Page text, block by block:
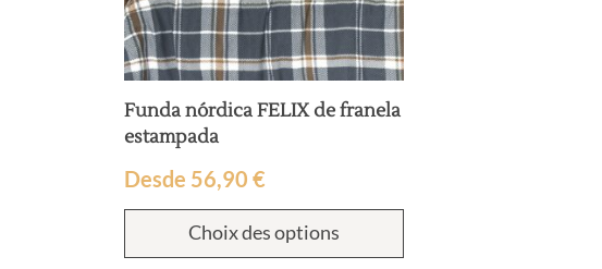
Funda nórdica FELIX de franela
estampada
Desde 56,90 €
Choix des options